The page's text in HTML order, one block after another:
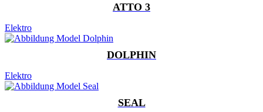
ATTO 3
Elektro
DOLPHIN
Elektro
SEAL